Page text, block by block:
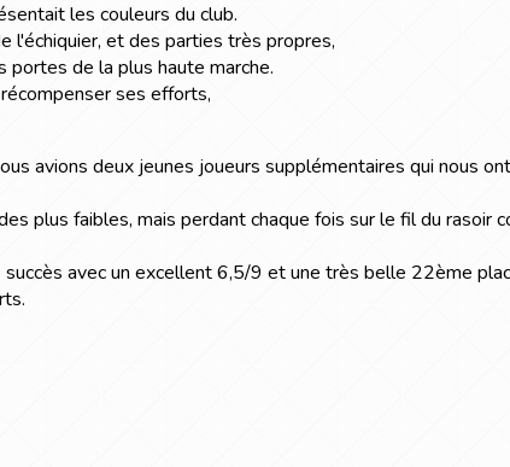
les couleurs du club.
l'échiquier, et des parties très propres,
de la plus haute marche.
ses efforts,
avions deux jeunes joueurs supplémentaires qui nous
plus faibles, mais perdant chaque fois sur le fil du rasoir
succès avec un excellent 6,5/9 et une très belle 22ème